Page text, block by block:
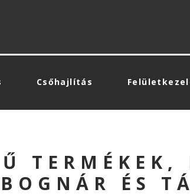
Csőhajlítás
TERMÉKEK,
ÉS